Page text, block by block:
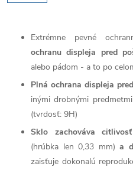
Extrémne pevné
ochranu displeja pred
alebo pádom - a to po
Plná ochrana displeja
inými drobnými predmetmi
(tvrdosť: 9H)
Sklo zachováva
(hrúbka len 0,33 mm) a
zaisťuje dokonalú